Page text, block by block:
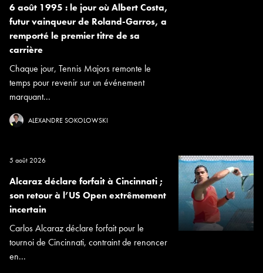
6 août 1995 : le jour où Albert Costa,
futur vainqueur de Roland-Garros, a
remporté le premier titre de sa
carrière
Chaque jour, Tennis Majors remonte le
temps pour revenir sur un événement
marquant...
ALEXANDRE SOKOLOWSKI
5 août 2026
Alcaraz déclare forfait à Cincinnati ;
son retour à l’US Open extrêmement
incertain
Carlos Alcaraz déclare forfait pour le
tournoi de Cincinnati, contraint de renoncer
en...